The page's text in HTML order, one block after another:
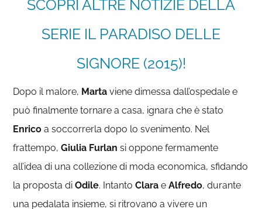
SCOPRI ALTRE NOTIZIE DELLA
SERIE IL PARADISO DELLE
SIGNORE (2015)!
Dopo il malore, Marta viene dimessa dall’ospedale e
può finalmente tornare a casa, ignara che è stato
Enrico a soccorrerla dopo lo svenimento. Nel
frattempo,Giulia Furlan si oppone fermamente
all’idea di una collezione di moda economica, sfidando
la proposta diOdile. IntantoClara eAlfredo, durante
una pedalata insieme, si ritrovano a vivere un